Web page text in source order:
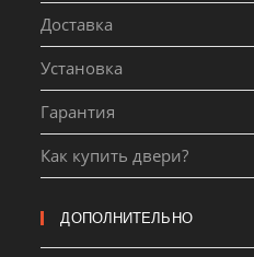
Доставка
Установка
Гарантия
Как купить двери?
ДОПОЛНИТЕЛЬНО